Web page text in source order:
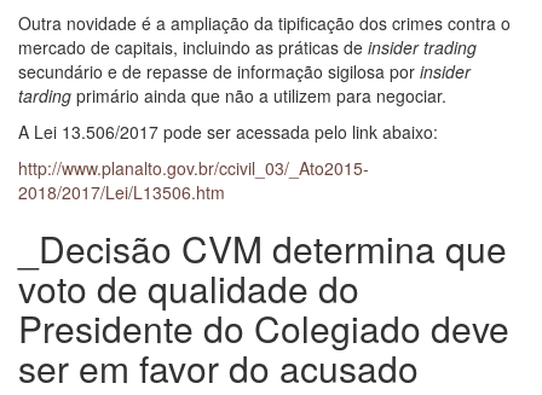
Outra novidade é a ampliação da tipificação dos crimes contra o
mercado de capitais, incluindo as práticas de insider trading
secundário e de repasse de informação sigilosa por insider
tarding primário ainda que não a utilizem para negociar.
A Lei 13.506/2017 pode ser acessada pelo link abaixo:
http://www.planalto.gov.br/ccivil_03/_Ato2015-
2018/2017/Lei/L13506.htm
_Decisão CVM determina que
voto de qualidade do
Presidente do Colegiado deve
ser em favor do acusado